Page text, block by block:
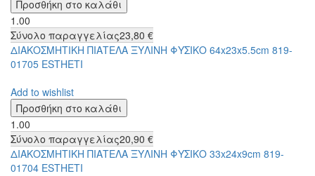
1.00
Σύνολο παραγγελίας23,80 €
ΔΙΑΚΟΣΜΗΤΙΚΗ ΠΙΑΤΕΛΑ ΞΥΛΙΝΗ ΦΥΣΙΚΟ 64x23x5.5cm 819-
01705 ESTHETI
Add to wishlist
1.00
Σύνολο παραγγελίας20,90 €
ΔΙΑΚΟΣΜΗΤΙΚΗ ΠΙΑΤΕΛΑ ΞΥΛΙΝΗ ΦΥΣΙΚΟ 33x24x9cm 819-
01704 ESTHETI